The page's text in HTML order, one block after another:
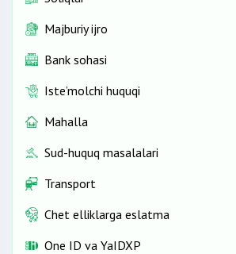
Majburiy ijro
Bank sohasi
Iste’molchi huquqi
Mahalla
Sud-huquq masalalari
Transport
Chet elliklarga eslatma
One ID vа YaIDXP